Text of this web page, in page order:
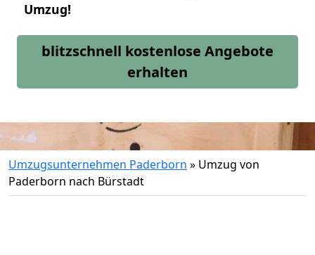
Umzug!
blitzschnell kostenlose Angebote
erhalten
Umzugsunternehmen Paderborn » Umzug von
Paderborn nach Bürstadt